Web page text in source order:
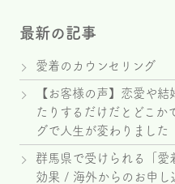
最新の記事
愛着のカウンセリング
【お客様の声】恋愛や
たりするだけだとどこか
グで人生が変わりました
群馬県で受けられる「愛
効果 / 海外からのお申し